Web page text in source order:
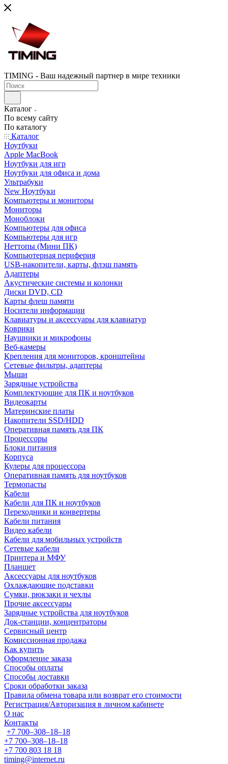
TIMING - Ваш надежный партнер в мире техники
Каталог
По всему сайту
По каталогу
Каталог
Ноутбуки
Apple MacBook
Ноутбуки для игр
Ноутбуки для офиса и дома
Ультрабуки
New Ноутбуки
Компьютеры и мониторы
Мониторы
Моноблоки
Компьютеры для офиса
Компьютеры для игр
Неттопы (Мини ПК)
Компьютерная периферия
USB-накопители, карты, флэш память
Адаптеры
Акустические системы и колонки
Диски DVD, CD
Карты флеш памяти
Носители информации
Клавиатуры и аксессуары для клавиатур
Коврики
Наушники и микрофоны
Веб-камеры
Крепления для мониторов, кронштейны
Сетевые фильтры, адаптеры
Мыши
Зарядные устройства
Комплектующие для ПК и ноутбуков
Видеокарты
Материнские платы
Накопители SSD/HDD
Оперативная память для ПК
Процессоры
Блоки питания
Корпуса
Кулеры для процессора
Оперативная память для ноутбуков
Термопасты
Кабели
Кабели для ПК и ноутбуков
Переходники и конвертеры
Кабели питания
Видео кабели
Кабели для мобильных устройств
Сетевые кабели
Принтера и МФУ
Планшет
Аксессуары для ноутбуков
Охлаждающие подставки
Сумки, рюкзаки и чехлы
Прочие аксессуары
Зарядные устройства для ноутбуков
Док-станции, концентраторы
Сервисный центр
Комиссионная продажа
Как купить
Оформление заказа
Способы оплаты
Способы доставки
Сроки обработки заказа
Правила обмена товара или возврат его стоимости
Регистрация/Авторизация в личном кабинете
О нас
Контакты
+7 700‒308‒18‒18
+7 700‒308‒18‒18
+7 700 803 18 18
timing@internet.ru